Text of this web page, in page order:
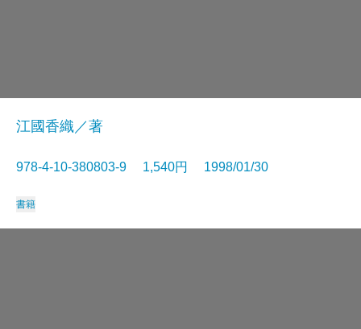
江國香織／著
978-4-10-380803-9 1,540円 1998/01/30
書籍